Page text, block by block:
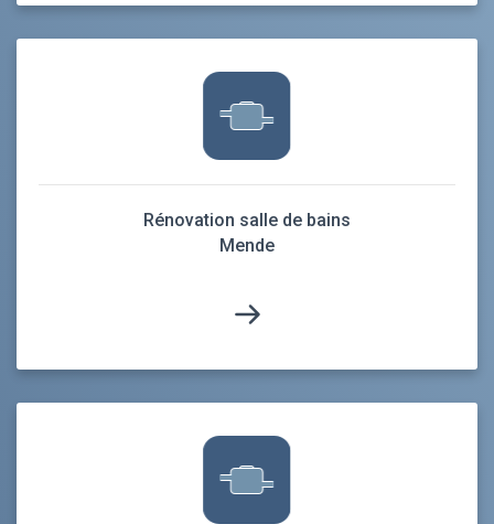
Rénovation salle de bains
Mende